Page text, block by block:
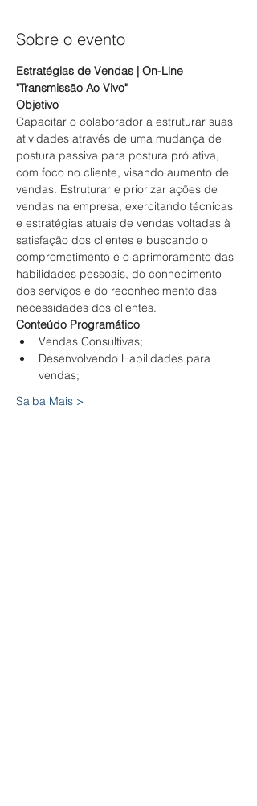
Sobre o evento
Estratégias de Vendas | On-Line
"Transmissão Ao Vivo"
Objetivo
Capacitar o colaborador a estruturar suas
atividades através de uma mudança de
postura passiva para postura pró ativa,
com foco no cliente, visando aumento de
vendas. Estruturar e priorizar ações de
vendas na empresa, exercitando técnicas
e estratégias atuais de vendas voltadas à
satisfação dos clientes e buscando o
comprometimento e o aprimoramento das
habilidades pessoais, do conhecimento
dos serviços e do reconhecimento das
necessidades dos clientes.
Conteúdo Programático
Vendas Consultivas;
Desenvolvendo Habilidades para
vendas;
Saiba Mais >